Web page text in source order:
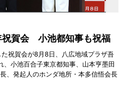
祝賀会 小池都知事も祝福
祝賀会が8月8日、八広地域プラザ吾
小池百合子東京都知事、山本亨墨田
、発起人のホンダ地所・本多信悟会長